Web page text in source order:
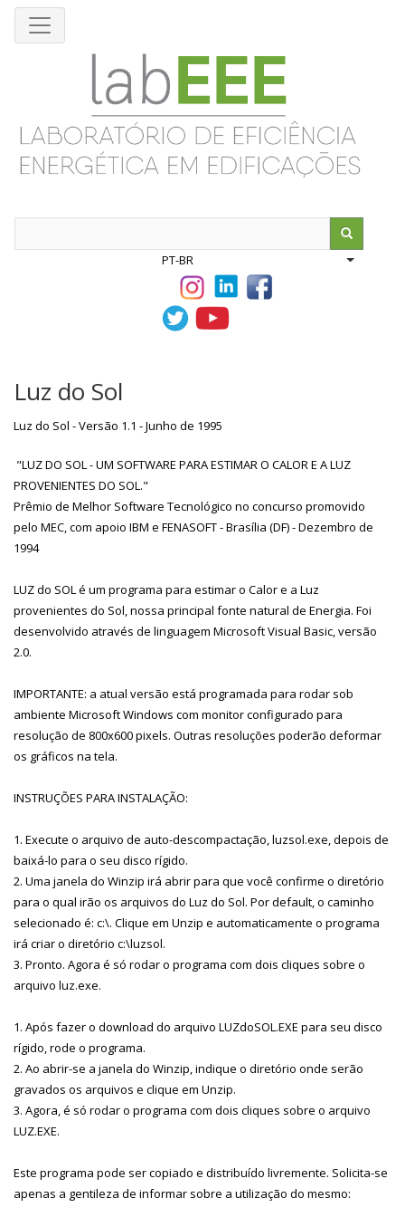
Pular
PT-BR
List
Luz do Sol
Luz do Sol - Versão 1.1 - Junho de 1995
"LUZ DO SOL - UM SOFTWARE PARA ESTIMAR O CALOR E A LUZ
PROVENIENTES DO SOL."
Prêmio de Melhor Software Tecnológico no concurso promovido
pelo MEC, com apoio IBM e FENASOFT - Brasília (DF) - Dezembro de
1994
LUZ do SOL é um programa para estimar o Calor e a Luz
provenientes do Sol, nossa principal fonte natural de Energia. Foi
desenvolvido através de linguagem Microsoft Visual Basic, versão
2.0.
IMPORTANTE: a atual versão está programada para rodar sob
ambiente Microsoft Windows com monitor configurado para
resolução de 800x600 pixels. Outras resoluções poderão deformar
os gráficos na tela.
INSTRUÇÕES PARA INSTALAÇÃO:
1. Execute o arquivo de auto-descompactação, luzsol.exe, depois de
baixá-lo para o seu disco rígido.
2. Uma janela do Winzip irá abrir para que você confirme o diretório
para o qual irão os arquivos do Luz do Sol. Por default, o caminho
selecionado é: c:\. Clique em Unzip e automaticamente o programa
irá criar o diretório c:\luzsol.
3. Pronto. Agora é só rodar o programa com dois cliques sobre o
arquivo luz.exe.
1. Após fazer o download do arquivo LUZdoSOL.EXE para seu disco
rígido, rode o programa.
2. Ao abrir-se a janela do Winzip, indique o diretório onde serão
gravados os arquivos e clique em Unzip.
3. Agora, é só rodar o programa com dois cliques sobre o arquivo
LUZ.EXE.
Este programa pode ser copiado e distribuído livremente. Solicita-se
apenas a gentileza de informar sobre a utilização do mesmo: